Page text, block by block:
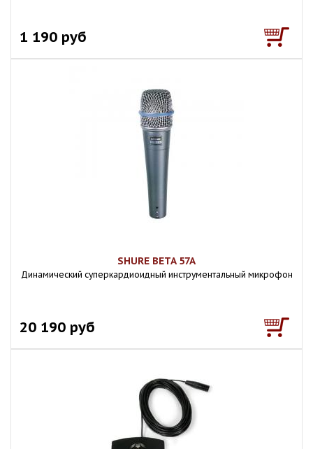
1 190 руб
SHURE BETA 57A
Динамический суперкардиоидный инструментальный микрофон
20 190 руб